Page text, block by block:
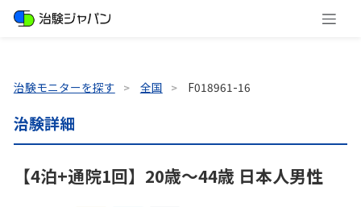
治験モニターを探す 全国 F018961-16
治験詳細
【4泊+通院1回】20歳～44歳 日本人男性